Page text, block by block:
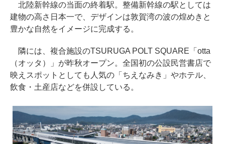
北陸新幹線の当面の終着駅。整備新幹線の駅としては
建物の高さ日本一で、デザインは敦賀湾の波の煌めきと
豊かな自然をイメージに完成する。
隣には、複合施設のTSURUGA POLT SQUARE「otta
（オッタ）」が昨秋オープン。全国初の公設民営書店で
映えスポットとしても人気の「ちえなみき」やホテル、
飲食・土産店などを併設している。